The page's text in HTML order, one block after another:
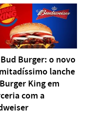
Burger: o novo
lanche
King em
com a